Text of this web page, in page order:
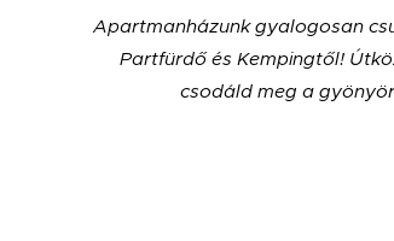
Apartmanházunk gyalogosan
Partfürdő és Kempingtől!
csodáld meg a